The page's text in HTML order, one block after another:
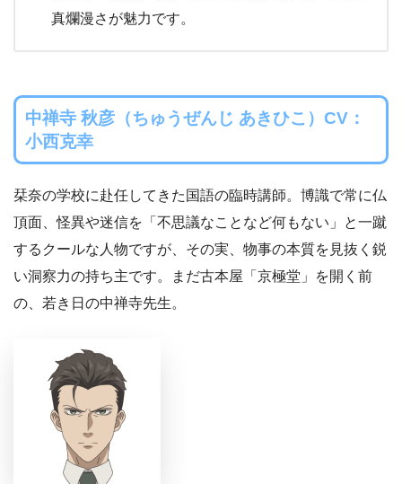
真爛漫さが魅力です。
中禅寺 秋彦（ちゅうぜんじ あきひこ）CV：
小西克幸
栞奈の学校に赴任してきた国語の臨時講師。博識で常に仏
頂面、怪異や迷信を「不思議なことなど何もない」と一蹴
するクールな人物ですが、その実、物事の本質を見抜く鋭
い洞察力の持ち主です。まだ古本屋「京極堂」を開く前
の、若き日の中禅寺先生。